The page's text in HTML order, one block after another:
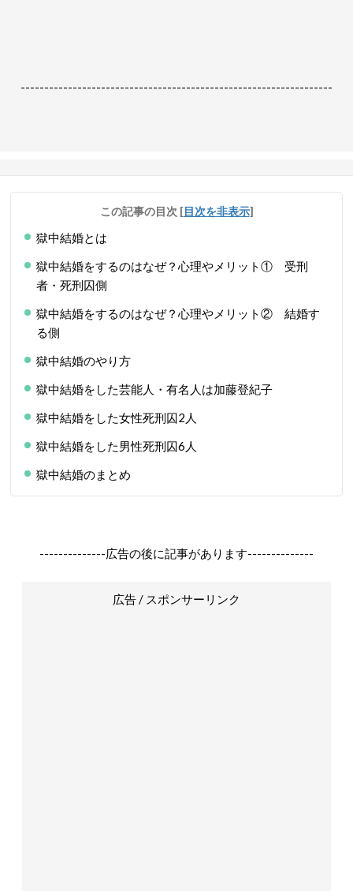
------------------------------------------------------------------
この記事の目次 [目次を非表示]
獄中結婚とは
獄中結婚をするのはなぜ？心理やメリット① 受刑
者・死刑囚側
獄中結婚をするのはなぜ？心理やメリット② 結婚す
る側
獄中結婚のやり方
獄中結婚をした芸能人・有名人は加藤登紀子
獄中結婚をした女性死刑囚2人
獄中結婚をした男性死刑囚6人
獄中結婚のまとめ
--------------広告の後に記事があります--------------
広告 / スポンサーリンク